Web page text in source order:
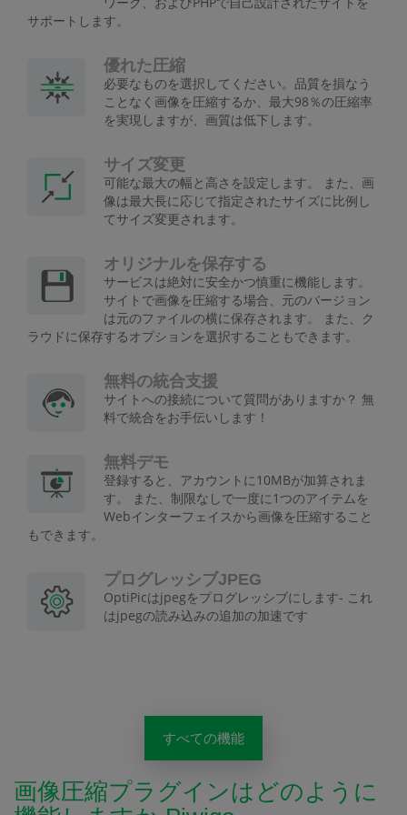
サポートします。
優れた圧縮
必要なものを選択してください。品質を損なう
ことなく画像を圧縮するか、最大98％の圧縮率
を実現しますが、画質は低下します。
サイズ変更
可能な最大の幅と高さを設定します。 また、画
像は最大長に応じて指定されたサイズに比例し
てサイズ変更されます。
オリジナルを保存する
サービスは絶対に安全かつ慎重に機能します。
サイトで画像を圧縮する場合、元のバージョン
は元のファイルの横に保存されます。 また、ク
ラウドに保存するオプションを選択することもできます。
無料の統合支援
サイトへの接続について質問がありますか？ 無
料で統合をお手伝いします！
無料デモ
登録すると、アカウントに10MBが加算されま
す。 また、制限なしで一度に1つのアイテムを
Webインターフェイスから画像を圧縮すること
もできます。
プログレッシブJPEG
OptiPicはjpegをプログレッシブにします- これ
はjpegの読み込みの追加の加速です
すべての機能
画像圧縮プラグインはどのように